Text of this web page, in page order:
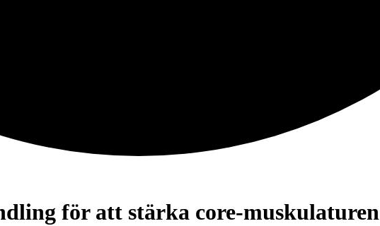
för att stärka core-muskulaturen